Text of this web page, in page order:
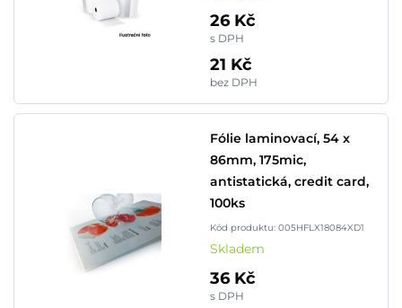
26 Kč
s DPH
21 Kč
bez DPH
Fólie laminovací, 54 x
86mm, 175mic,
antistatická, credit card,
100ks
Kód produktu: 005HFLX18084XD1
Skladem
36 Kč
s DPH